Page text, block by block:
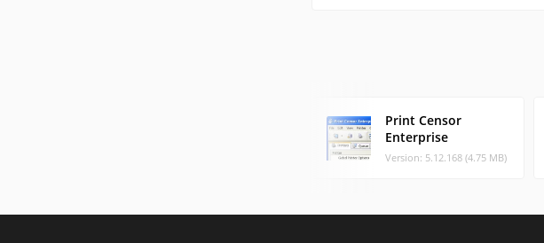
Print Censor
Enterprise
Version: 5.12.168 (4.75 MB)